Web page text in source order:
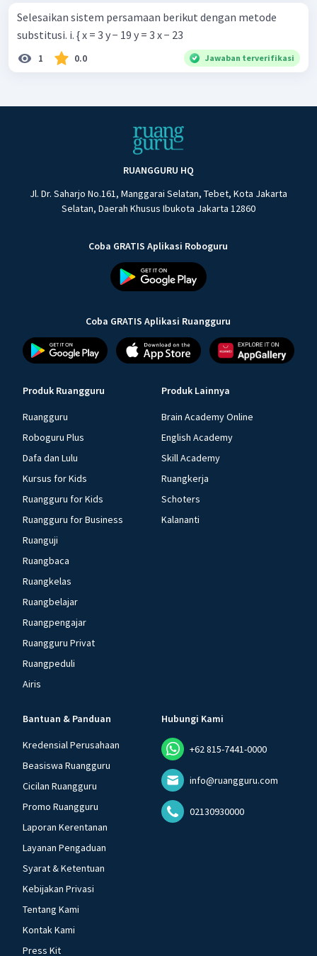
Selesaikan sistem persamaan berikut dengan metode
substitusi. i. { x = 3 y − 19 y = 3 x − 23 ​
1 0.0 Jawaban terverifikasi
RUANGGURU HQ
Jl. Dr. Saharjo No.161, Manggarai Selatan, Tebet, Kota Jakarta
Selatan, Daerah Khusus Ibukota Jakarta 12860
Coba GRATIS Aplikasi Roboguru
Coba GRATIS Aplikasi Ruangguru
Produk Ruangguru
Ruangguru
Roboguru Plus
Dafa dan Lulu
Kursus for Kids
Ruangguru for Kids
Ruangguru for Business
Ruanguji
Ruangbaca
Ruangkelas
Ruangbelajar
Ruangpengajar
Ruangguru Privat
Ruangpeduli
Airis
Produk Lainnya
Brain Academy Online
English Academy
Skill Academy
Ruangkerja
Schoters
Kalananti
Bantuan & Panduan
Kredensial Perusahaan
Beasiswa Ruangguru
Cicilan Ruangguru
Promo Ruangguru
Laporan Kerentanan
Layanan Pengaduan
Syarat & Ketentuan
Kebijakan Privasi
Tentang Kami
Kontak Kami
Press Kit
Hubungi Kami
+62 815-7441-0000
info@ruangguru.com
02130930000